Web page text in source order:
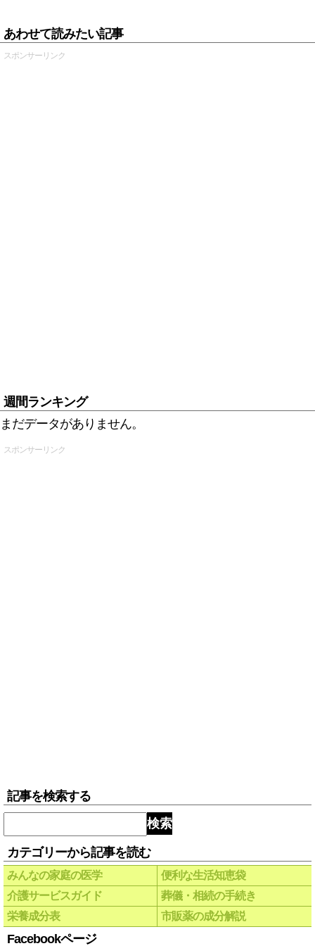
あわせて読みたい記事
スポンサーリンク
週間ランキング
まだデータがありません。
スポンサーリンク
記事を検索する
検索
カテゴリーから記事を読む
みんなの家庭の医学
便利な生活知恵袋
介護サービスガイド
葬儀・相続の手続き
栄養成分表
市販薬の成分解説
Facebookページ